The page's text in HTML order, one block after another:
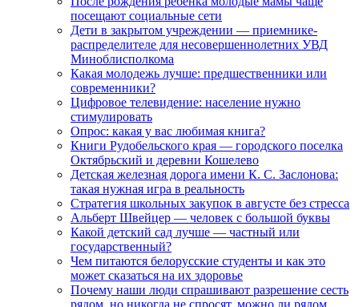
посещают социальные сети
Дети в закрытом учреждении — приемнике-
распределителе для несовершеннолетних УВД
Миноблисполкома
Какая молодежь лучше: предшественники или
современники?
Цифровое телевидение: население нужно
стимулировать
Опрос: какая у вас любимая книга?
Книги Рудобельского края — городского поселка
Октябрьский и деревни Кошелево
Детская железная дорога имени К. С. Заслонова:
такая нужная игра в реальность
Стратегия школьных закупок в августе без стресса
Альберт Швейцер — человек с большой буквы
Какой детский сад лучше — частный или
государственный?
Чем питаются белорусские студенты и как это
может сказаться на их здоровье
Почему наши люди спрашивают разрешение сесть